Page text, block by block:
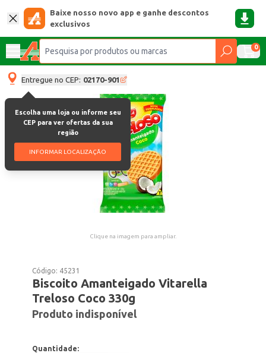
Baixe nosso novo app e ganhe descontos
exclusivos
0
Entregue no CEP: 02170-901
Escolha uma loja ou informe seu
CEP para ver ofertas da sua
região
INFORMAR LOCALIZAÇÃO
Clique na imagem para ampliar.
Código: 45231
Biscoito Amanteigado Vitarella
Treloso Coco 330g
Produto indisponível
Quantidade: